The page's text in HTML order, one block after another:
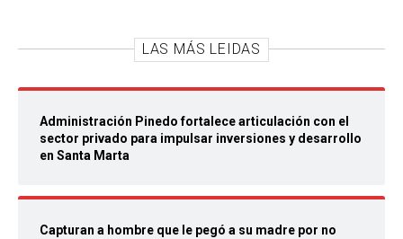
LAS MÁS LEIDAS
Administración Pinedo fortalece articulación con el
sector privado para impulsar inversiones y desarrollo
en Santa Marta
Capturan a hombre que le pegó a su madre por no